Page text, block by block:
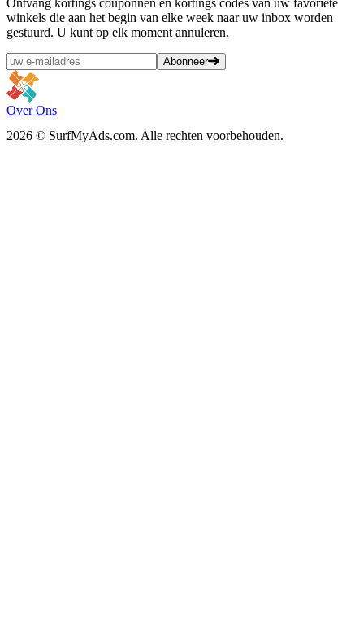
Ontvang kortings couponnen en kortings codes van uw favoriete
winkels die aan het begin van elke week naar uw inbox worden
gestuurd. U kunt op elk moment annuleren.
Abonneer
Over Ons
2026 © SurfMyAds.com. Alle rechten voorbehouden.